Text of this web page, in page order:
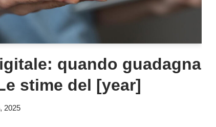
quando guadagna
stime del [year]
2025